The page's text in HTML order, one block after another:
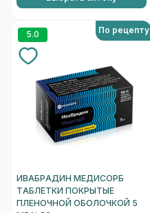
5.0 По рецепту
ИВАБРАДИН МЕДИСОРБ
ТАБЛЕТКИ ПОКРЫТЫЕ
ПЛЕНОЧНОЙ ОБОЛОЧКОЙ 5